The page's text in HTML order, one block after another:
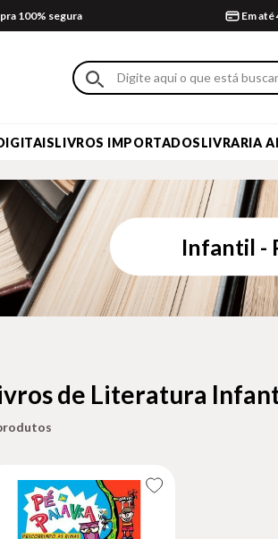
100% segura Em
LIVROS IMPORTADOSLIVRARIA
Infantil -
de Literatura